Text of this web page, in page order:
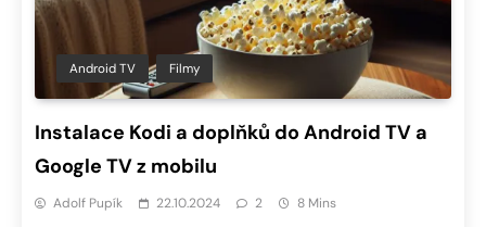
Android TV Filmy
Instalace Kodi a doplňků do Android TV a
Google TV z mobilu
Adolf Pupík 22.10.2024 2 8 Mins